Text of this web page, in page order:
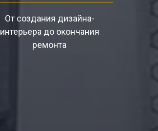
От создания дизайна-
интерьера до окончания
ремонта